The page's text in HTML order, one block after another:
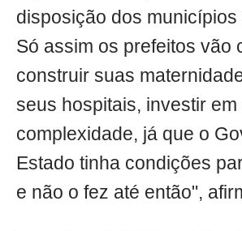
disposição dos municípios
Só assim os prefeitos vão
construir suas
seus hospitais, investir em
complexidade, já que o
Estado tinha condições
e não o fez até então",